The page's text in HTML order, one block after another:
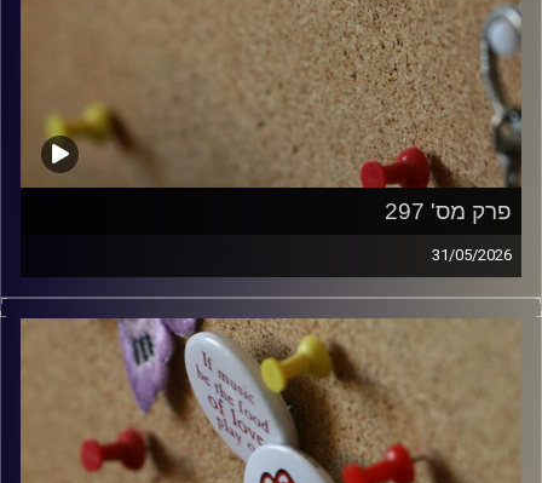
פרק מס' 297
31/05/2026
קלאסיקות רוק עם אורן הוף.
włodi